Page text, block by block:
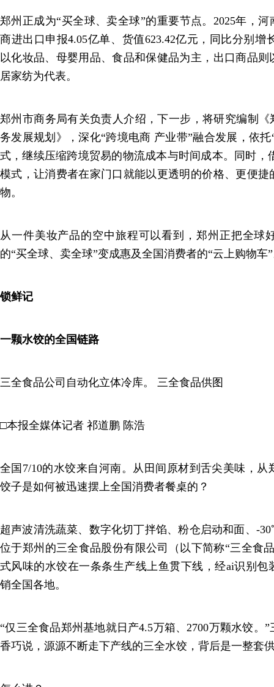
郑州正成为“买全球、卖全球”的重要节点。2025年，
商进出口申报4.05亿单、货值623.42亿元，同比分别增
以化妆品、母婴用品、食品和保健品为主，出口商品
居家纺为代表。
郑州市商务局有关负责人介绍，下一步，将研究编制《
务发展规划》，深化“跨境电商 产业带”融合发展，依
式，继续压缩跨境贸易的物流成本与时间成本。同时，
模式，让消费者在家门口就能以更透明的价格、更便
物。
从一件美妆产品的空中旅程可以看到，郑州正把全球
的“买全球、卖全球”变成惠及全国消费者的“云上购物车
锁鲜记
一颗水饺的全国链路
三全食品公司自动化立体冷库。 三全食品供图
□本报全媒体记者 祁道鹏 陈浩
全国7/10的水饺来自河南。从田间原材到舌尖美味，
饺子是如何被迅速摆上全国消费者餐桌的？
超声波清洗蔬菜、数字化切丁拌馅、粉仓启动和面、-
位于郑州的三全食品股份有限公司（以下简称“三全食
式风味的水饺在一条条生产线上鱼贯下线，经ai识别包
销全国各地。
“仅三全食品郑州基地就日产4.5万箱、2700万颗水饺。
香巧说，源源不断走下产线的三全水饺，背后是一整套